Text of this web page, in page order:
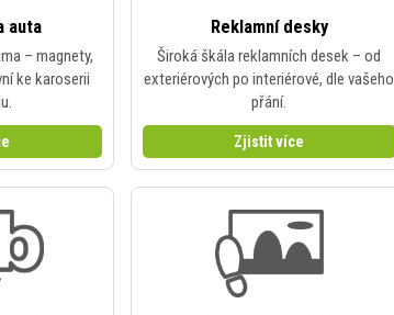
auta
– magnety,
ke karoserii
Reklamní desky
Široká škála reklamních desek – od
exteriérových po interiérové, dle vašeho
přání.
Zjistit více